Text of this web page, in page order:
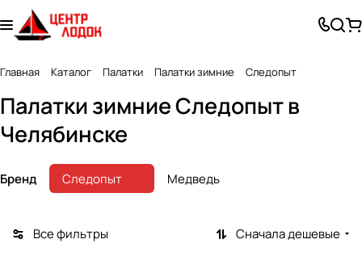
Главная Каталог Палатки Палатки зимние Следопыт
Палатки зимние Следопыт в
Челябинске
Бренд Медведь
Следопыт
Все фильтры Сначала дешевые